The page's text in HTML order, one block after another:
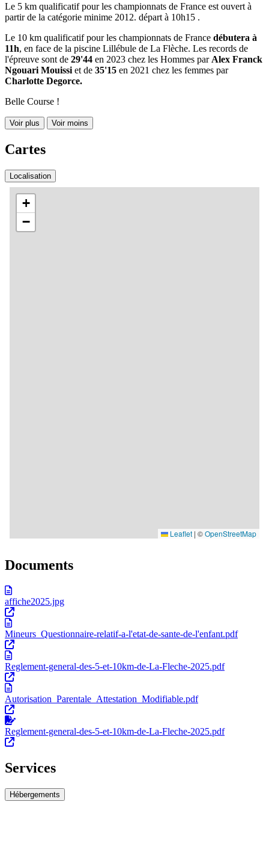
Le 5 km qualificatif pour les championnats de France est ouvert à
partir de la catégorie minime 2012. départ à 10h15 .
Le 10 km qualificatif pour les championnats de France débutera à
11h, en face de la piscine Lillébule de La Flèche. Les records de
l'épreuve sont de 29'44 en 2023 chez les Hommes par Alex Franck
Ngouari Mouissi et de 35'15 en 2021 chez les femmes par
Charlotte Degorce.
Belle Course !
Voir plus Voir moins
Cartes
Localisation
Documents
affiche2025.jpg
Mineurs_Questionnaire-relatif-a-l'etat-de-sante-de-l'enfant.pdf
Reglement-general-des-5-et-10km-de-La-Fleche-2025.pdf
Autorisation_Parentale_Attestation_Modifiable.pdf
Reglement-general-des-5-et-10km-de-La-Fleche-2025.pdf
Services
Hébergements